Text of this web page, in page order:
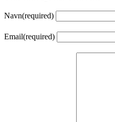
Navn(required)
Email(required)